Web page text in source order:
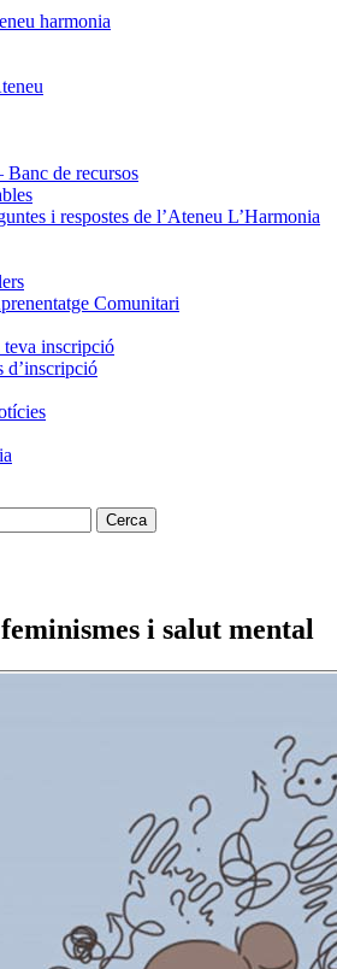
Banc de recursos
i respostes de l’Ateneu L’Harmonia
Comunitari
inscripció
d’inscripció
i salut mental